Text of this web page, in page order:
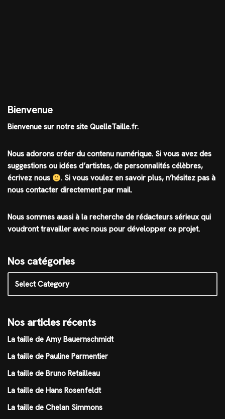
Bienvenue
Bienvenue sur notre site QuelleTaille.fr.
Nous adorons créer du contenu numérique. Si vous avez des
suggestions ou idées d’artistes, de personnalités célèbres,
écrivez nous
. Si vous voulez en savoir plus, n’hésitez pas à
nous contacter directement par mail.
Nous sommes aussi à la recherche de rédacteurs sérieux qui
voudront travailler avec nous pour développer ce projet.
Nos catégories
Nos articles récents
La taille de Amy Bauernschmidt
La taille de Pauline Parmentier
La taille de Bruno Retailleau
La taille de Hans Rosenfeldt
La taille de Chelan Simmons